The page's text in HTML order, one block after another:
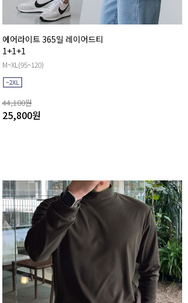
에어라이트 365일 레이어드티
1+1+1
M~XL(95~120)
44,100원
25,800원